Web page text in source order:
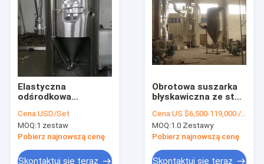
Elastyczna
odśrodkowa
z funkcjami
dostosowanymi do
różnych gałęzi
Cena:USD/Set
MOQ:1 zestaw
Pobierz najnowszą cenę
Skontaktuj się teraz
Obrotowa suszarka
błyskawiczna ze stali
Oszczędność energii
na pestycydy
Cena:US $6,500-119,000 / Piece | 1 Piece (Min. Order)
MOQ:1.0 Zestawy
Pobierz najnowszą cenę
Skontaktuj się teraz